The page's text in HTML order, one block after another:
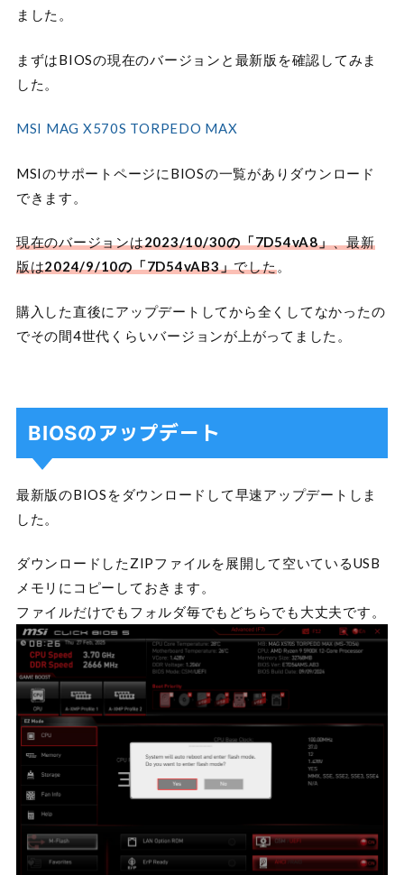
ました。
まずはBIOSの現在のバージョンと最新版を確認してみま
した。
MSI MAG X570S TORPEDO MAX
MSIのサポートページにBIOSの一覧がありダウンロード
できます。
現在のバージョンは2023/10/30の「7D54vA8」、最新
版は2024/9/10の「7D54vAB3」でした。
購入した直後にアップデートしてから全くしてなかったの
でその間4世代くらいバージョンが上がってました。
BIOSのアップデート
最新版のBIOSをダウンロードして早速アップデートしま
した。
ダウンロードしたZIPファイルを展開して空いているUSB
メモリにコピーしておきます。
ファイルだけでもフォルダ毎でもどちらでも大丈夫です。